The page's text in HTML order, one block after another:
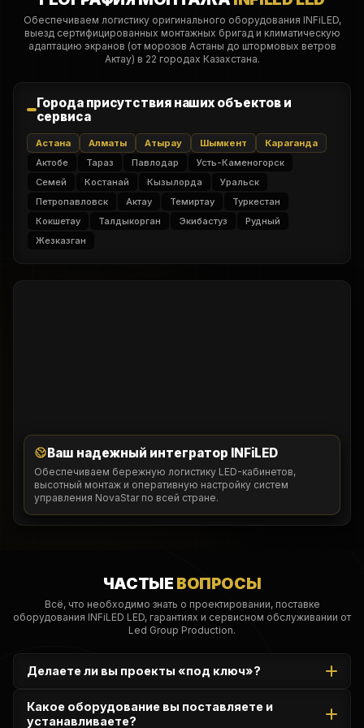
Обеспечиваем логистику оригинального оборудования INFiLED,
выезд сертифицированных монтажных бригад и климатическую
адаптацию экранов (от морозов Астаны до штормовых ветров
Актау) в 22 городах Казахстана.
Города присутствия наших объектов и
сервиса
Астана Алматы Атырау Шымкент
Караганда
Актобе
Тараз Павлодар
Усть-Каменогорск
Семей
Костанай Кызылорда
Уральск
Петропавловск
Актау Темиртау
Туркестан
Кокшетау
Талдыкорган Экибастуз
Рудный
Жезказган
Ваш надежный интегратор INFiLED
Обеспечиваем бережную логистику LED-кабинетов,
высотный монтаж и оперативную настройку систем
управления NovaStar по всей стране.
ЧАСТЫЕ ВОПРОСЫ
Всё, что необходимо знать о проектировании, поставке
оборудования INFiLED LED, гарантиях и сервисном обслуживании от
Led Group Production.
Делаете ли вы проекты «под ключ»?
расчета ветровых нагрузок на металлоконструкции до
Какое оборудование вы поставляете и
устанавливаете?